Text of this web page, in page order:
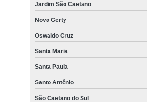
Jardim São Caetano
Nova Gerty
Oswaldo Cruz
Santa Maria
Santa Paula
Santo Antônio
São Caetano do Sul